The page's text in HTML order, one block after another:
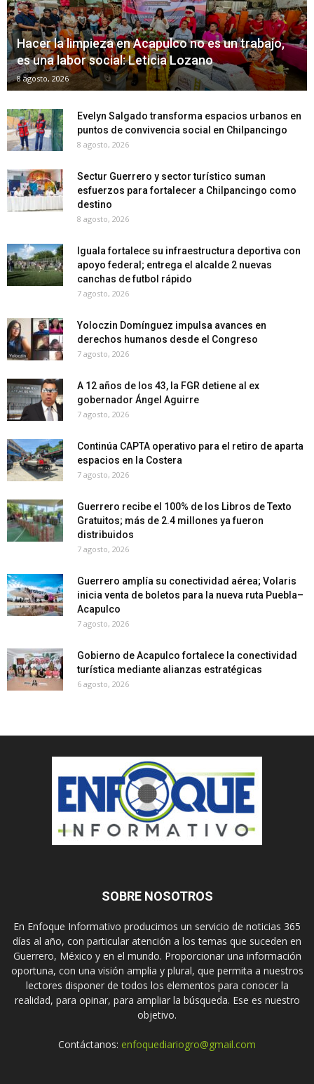
Hacer la limpieza en Acapulco no es un trabajo,
es una labor social: Leticia Lozano
8 agosto, 2026
Evelyn Salgado transforma espacios urbanos en
puntos de convivencia social en Chilpancingo
8 agosto, 2026
Sectur Guerrero y sector turístico suman
esfuerzos para fortalecer a Chilpancingo como
destino
8 agosto, 2026
Iguala fortalece su infraestructura deportiva con
apoyo federal; entrega el alcalde 2 nuevas
canchas de futbol rápido
7 agosto, 2026
Yoloczin Domínguez impulsa avances en
derechos humanos desde el Congreso
7 agosto, 2026
A 12 años de los 43, la FGR detiene al ex
gobernador Ángel Aguirre
7 agosto, 2026
Continúa CAPTA operativo para el retiro de aparta
espacios en la Costera
7 agosto, 2026
Guerrero recibe el 100% de los Libros de Texto
Gratuitos; más de 2.4 millones ya fueron
distribuidos
7 agosto, 2026
Guerrero amplía su conectividad aérea; Volaris
inicia venta de boletos para la nueva ruta Puebla–
Acapulco
7 agosto, 2026
Gobierno de Acapulco fortalece la conectividad
turística mediante alianzas estratégicas
6 agosto, 2026
SOBRE NOSOTROS
En Enfoque Informativo producimos un servicio de noticias 365
días al año, con particular atención a los temas que suceden en
Guerrero, México y en el mundo. Proporcionar una información
oportuna, con una visión amplia y plural, que permita a nuestros
lectores disponer de todos los elementos para conocer la
realidad, para opinar, para ampliar la búsqueda. Ese es nuestro
objetivo.
Contáctanos: enfoquediariogro@gmail.com